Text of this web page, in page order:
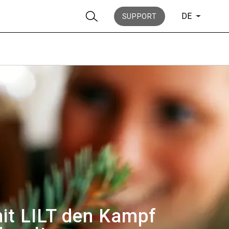
SUPPORT DE
LILT den Kampf
Nachrichten
Geschichte